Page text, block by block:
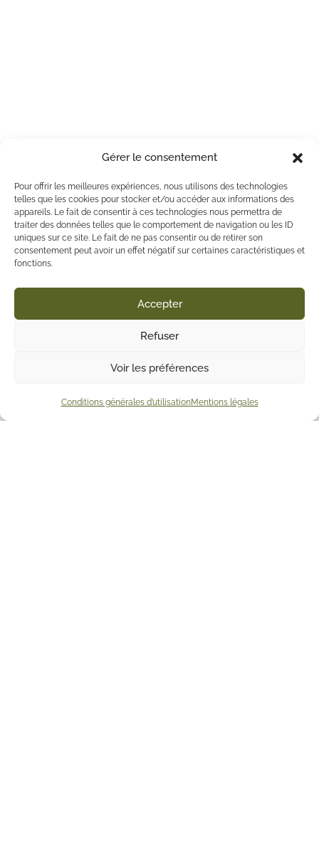
Gérer le consentement
Pour offrir les meilleures expériences, nous utilisons des technologies
telles que les cookies pour stocker et/ou accéder aux informations des
appareils. Le fait de consentir à ces technologies nous permettra de
traiter des données telles que le comportement de navigation ou les ID
uniques sur ce site. Le fait de ne pas consentir ou de retirer son
consentement peut avoir un effet négatif sur certaines caractéristiques et
fonctions.
Accepter
Refuser
Voir les préférences
Conditions générales d’utilisationMentions légales